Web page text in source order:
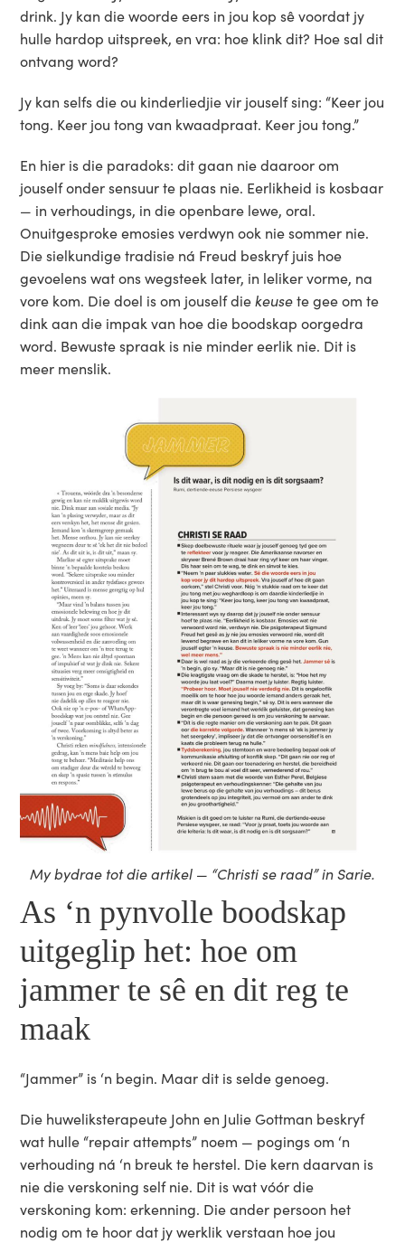
drink. Jy kan die woorde eers in jou kop sê voordat jy
hulle hardop uitspreek, en vra: hoe klink dit? Hoe sal dit
ontvang word?
Jy kan selfs die ou kinderliedjie vir jouself sing: “Keer jou
tong. Keer jou tong van kwaadpraat. Keer jou tong.”
En hier is die paradoks: dit gaan nie daaroor om
jouself onder sensuur te plaas nie. Eerlikheid is kosbaar
— in verhoudings, in die openbare lewe, oral.
Onuitgesproke emosies verdwyn ook nie sommer nie.
Die sielkundige tradisie ná Freud beskryf juis hoe
gevoelens wat ons wegsteek later, in leliker vorme, na
vore kom. Die doel is om jouself diekeusete gee om te
dink aan die impak van hoe die boodskap oorgedra
word. Bewuste spraak is nie minder eerlik nie. Dit is
meer menslik.
My bydrae tot die artikel — “Christi se raad” in Sarie.
As ‘n pynvolle boodskap
uitgeglip het: hoe om
jammer te sê en dit reg te
maak
“Jammer” is ‘n begin. Maar dit is selde genoeg.
Die huweliksterapeute John en Julie Gottman beskryf
wat hulle “repair attempts” noem — pogings om ‘n
verhouding ná ‘n breuk te herstel. Die kern daarvan is
nie die verskoning self nie. Dit is wat vóór die
verskoning kom: erkenning. Die ander persoon het
nodig om te hoor dat jy werklik verstaan hoe jou